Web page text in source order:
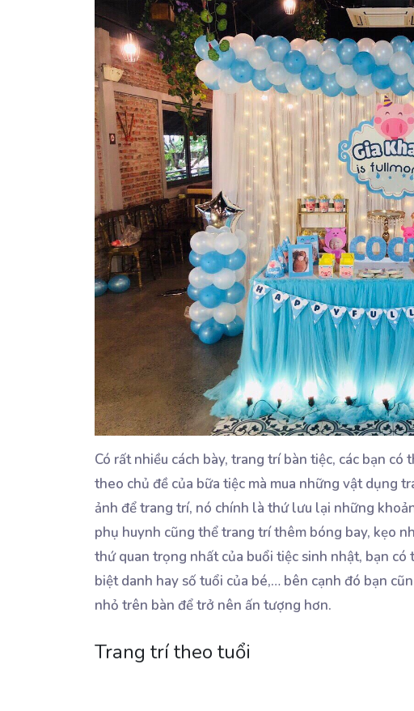
Có rất nhiều cách bày, trang trí bàn tiệc, các bạn
theo chủ đề của bữa tiệc mà mua những vật dụng
ảnh để trang trí, nó chính là thứ lưu lại những
phụ huynh cũng thể trang trí thêm bóng bay, kẹo
thứ quan trọng nhất của buổi tiệc sinh nhật, bạn
biệt danh hay số tuổi của bé,… bên cạnh đó bạn
nhỏ trên bàn để trở nên ấn tượng hơn.
Trang trí theo tuổi